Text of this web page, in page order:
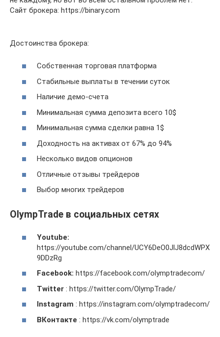
Сайт брокера: https://binary.com
Достоинства брокера:
Собственная торговая платформа
Стабильные выплаты в течении суток
Наличие демо-счета
Минимальная сумма депозита всего 10$
Минимальная сумма сделки равна 1$
Доходность на активах от 67% до 94%
Несколько видов опционов
Отличные отзывы трейдеров
Выбор многих трейдеров
OlympTrade в социальных сетях
Youtube:
https://youtube.com/channel/UCY6DeO0JlJ8dcdWPX
9DDzRg
Facebook: https://facebook.com/olymptradecom/
Twitter : https://twitter.com/OlympTrade/
Instagram : https://instagram.com/olymptradecom/
ВКонтакте : https://vk.com/olymptrade